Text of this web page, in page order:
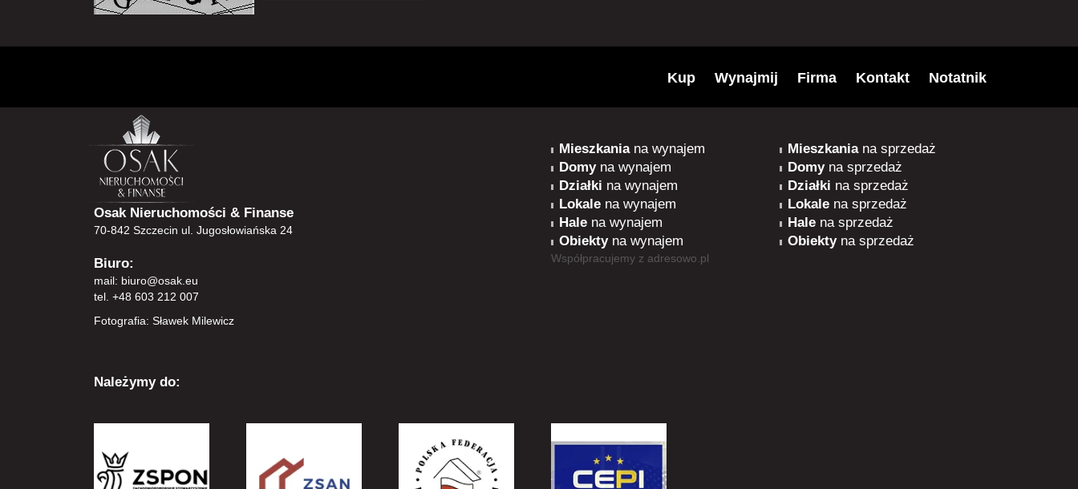
Kup Wynajmij Firma Kontakt Notatnik
Osak Nieruchomości & Finanse
70-842 Szczecin ul. Jugosłowiańska 24
Biuro:
mail: biuro@osak.eu
tel. +48 603 212 007
Fotografia: Sławek Milewicz
Mieszkaniana wynajem
Domyna wynajem
Działki na wynajem
Lokale na wynajem
Hale na wynajem
Obiektyna wynajem
Współpracujemy z adresowo.pl
Mieszkaniana sprzedaż
Domyna sprzedaż
Działki na sprzedaż
Lokale na sprzedaż
Hale na sprzedaż
Obiektyna sprzedaż
Należymy do: